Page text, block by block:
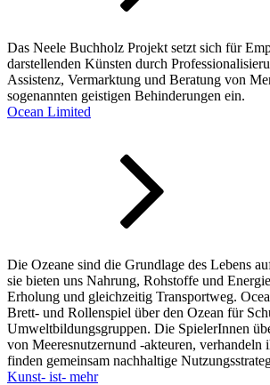
Das Neele Buchholz Projekt setzt sich für
darstellenden Künsten durch
Assistenz, Vermarktung und Beratung von
sogenannten geistigen Behinderungen ein.
Ocean Limited
Die Ozeane sind die Grundlage des Lebens
sie bieten uns Nahrung, Rohstoffe und
Erholung und gleichzeitig Transportweg.
Brett- und Rollenspiel über den Ozean für
Umweltbildungsgruppen. Die SpielerInnen
von Meeresnutzernund -akteuren, verhandeln
finden gemeinsam nachhaltige
Kunst- ist- mehr